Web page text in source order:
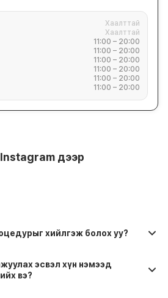
Хаалттай
Хаалттай
11:00 – 20:00
11:00 – 20:00
11:00 – 20:00
11:00 – 20:00
11:00 – 20:00
11:00 – 20:00
дээр
хийлгэж болох уу?
эсвэл хүн нэмээд
вэ?